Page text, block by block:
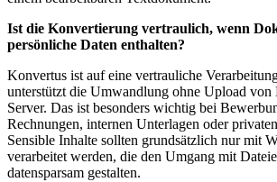
Ist die Konvertierung vertraulich, wenn
persönliche Daten enthalten?
Konvertus ist auf eine vertrauliche
unterstützt die Umwandlung ohne Upload von
Server. Das ist besonders wichtig bei
Rechnungen, internen Unterlagen oder
Sensible Inhalte sollten grundsätzlich nur mit
verarbeitet werden, die den Umgang mit
datensparsam gestalten.